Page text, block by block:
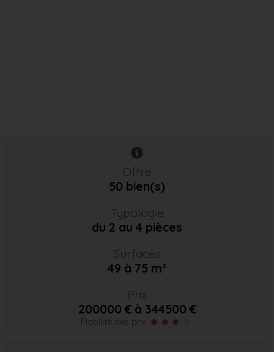
Offre
50 bien(s)
Typologie
du 2 au 4 pièces
Surfaces
49 à 75 m²
Prix
200000 € à 344500 €
Fiabilité des prix